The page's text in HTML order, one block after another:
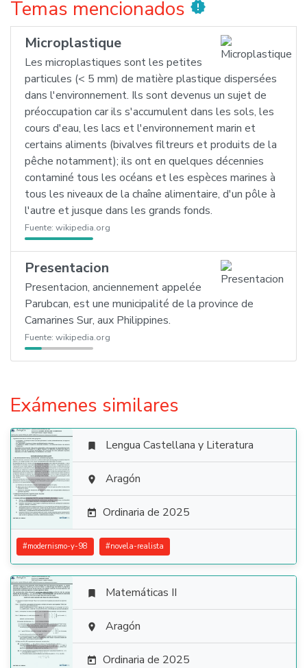
Temas mencionados new_releases
Microplastique
Les microplastiques sont les petites
particules (< 5 mm) de matière plastique dispersées
dans l'environnement. Ils sont devenus un sujet de
préoccupation car ils s'accumulent dans les sols, les
cours d'eau, les lacs et l'environnement marin et
certains aliments (bivalves filtreurs et produits de la
pêche notamment); ils ont en quelques décennies
contaminé tous les océans et les espèces marines à
tous les niveaux de la chaîne alimentaire, d'un pôle à
l'autre et jusque dans les grands fonds.
Fuente: wikipedia.org
Presentacion
Presentacion, anciennement appelée
Parubcan, est une municipalité de la province de
Camarines Sur, aux Philippines.
Fuente: wikipedia.org
Exámenes similares

 Lengua Castellana y Literatura
 Aragón
 Ordinaria de 2025
#modernismo-y-98 #novela-realista

 Matemáticas II
 Aragón
 Ordinaria de 2025